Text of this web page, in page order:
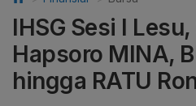
IHSG Sesi I
Hapsoro MINA,
hingga RATU